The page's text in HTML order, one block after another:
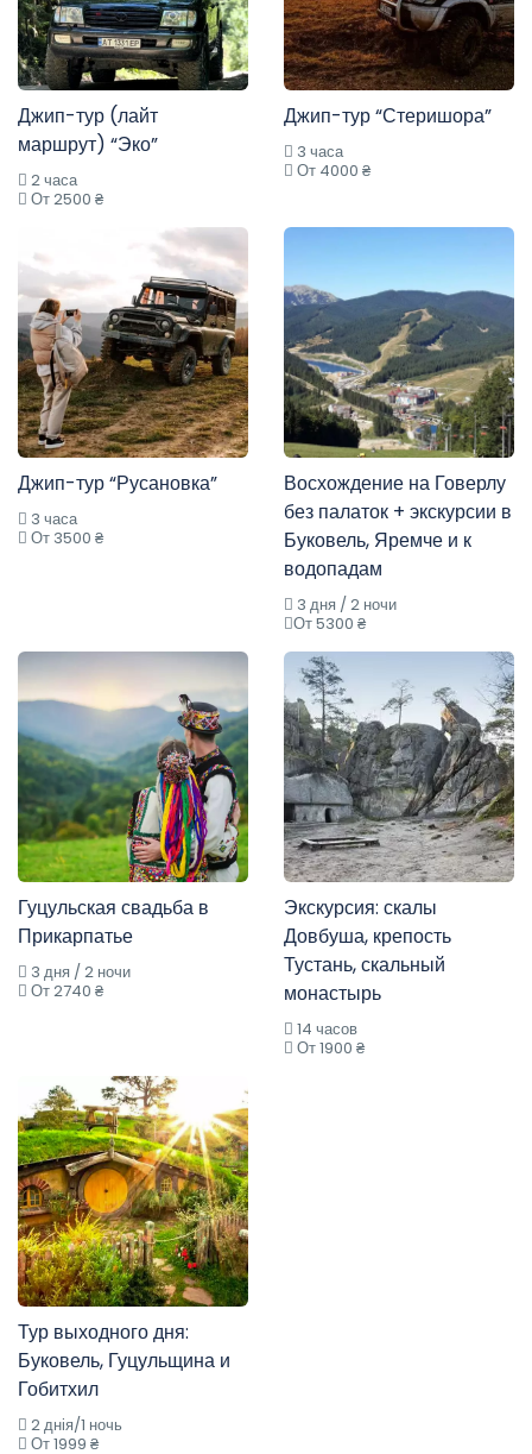
Джип-тур (лайт
маршрут) “Эко”
2 часа
От 2500 ₴
Джип-тур “Стеришора”
3 часа
От 4000 ₴
Джип-тур “Русановка”
3 часа
От 3500 ₴
Восхождение на Говерлу
без палаток + экскурсии в
Буковель, Яремче и к
водопадам
3 дня / 2 ночи
От 5300 ₴
Гуцульская свадьба в
Прикарпатье
3 дня / 2 ночи
От 2740 ₴
Экскурсия: скалы
Довбуша, крепость
Тустань, скальный
монастырь
14 часов
От 1900 ₴
Тур выходного дня:
Буковель, Гуцульщина и
Гобитхил
2 днія/1 ночь
От 1999 ₴